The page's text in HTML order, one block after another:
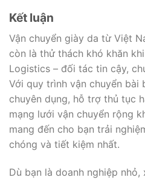
Kết luận
Vận chuyển giày da từ Việt
còn là thử thách khó khăn
Logistics – đối tác tin cậy,
Với quy trình vận chuyển bài
chuyên dụng, hỗ trợ thủ tục
mạng lưới vận chuyển rộng
mang đến cho bạn trải
chóng và tiết kiệm nhất.
Dù bạn là doanh nghiệp